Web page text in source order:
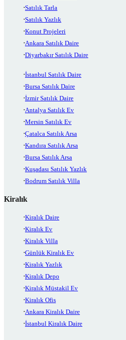
Satılık Tarla
Satılık Yazlık
Konut Projeleri
Ankara Satılık Daire
Diyarbakır Satılık Daire
İstanbul Satılık Daire
Bursa Satılık Daire
İzmir Satılık Daire
Antalya Satılık Ev
Mersin Satılık Ev
Çatalca Satılık Arsa
Kandıra Satılık Arsa
Bursa Satılık Arsa
Kuşadası Satılık Yazlık
Bodrum Satılık Villa
Kiralık
Kiralık Daire
Kiralık Ev
Kiralık Villa
Günlük Kiralık Ev
Kiralık Yazlık
Kiralık Depo
Kiralık Müstakil Ev
Kiralık Ofis
Ankara Kiralık Daire
İstanbul Kiralık Daire